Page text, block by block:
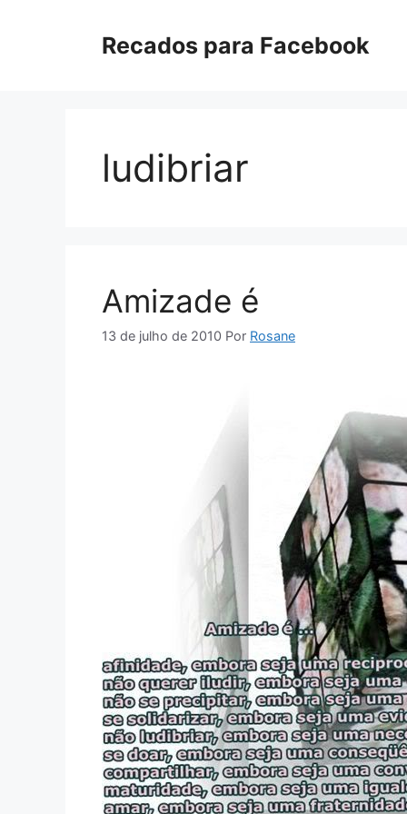
Recados para Facebook
ludibriar
Amizade é
13 de julho de 2010 Por Rosane